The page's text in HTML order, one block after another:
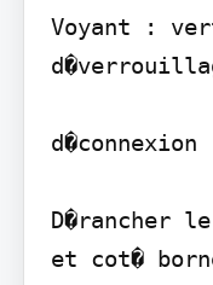
Voyant :
d�connexion
D�rancher
et cot�